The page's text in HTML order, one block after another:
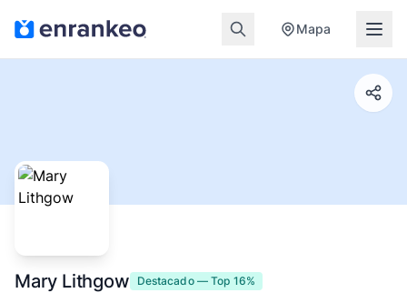
Mapa
Mary Lithgow
Destacado — Top 16%